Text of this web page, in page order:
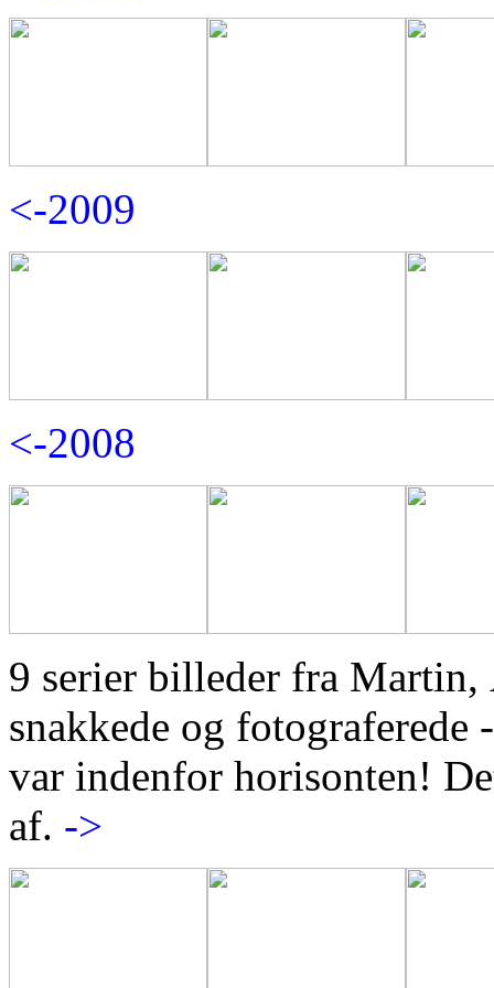
<-2009
<-2008
9 serier billeder fra
snakkede og fotograferede
var indenfor horisonten!
af. ->